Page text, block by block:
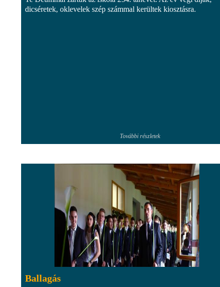
dicséretek, oklevelek szép számmal kerültek kiosztásra.
További részletek
Ballagás